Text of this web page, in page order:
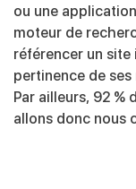
ou une
moteur de
référencer un site
pertinence de ses
Par ailleurs, 92 %
allons donc nous